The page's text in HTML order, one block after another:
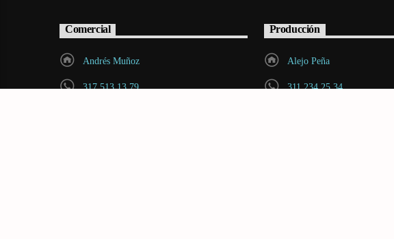
Comercial
Andrés Muñoz
317 513 13 79
Producción
Alejo Peña
311 234 25 34